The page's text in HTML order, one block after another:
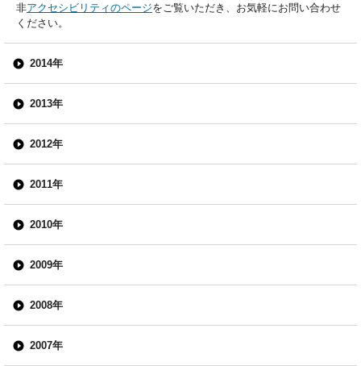
非アクセシビリティのページをご覧いただき、お気軽にお問い合わせ
ください。
2014年
2013年
2012年
2011年
2010年
2009年
2008年
2007年